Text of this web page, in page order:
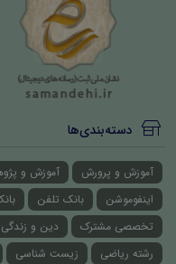
دسته‌بندی‌ها
آموزش و پرورش آموزش و
اینفوموشن
بانک تلفن
تخصصی مشترک
دین و
رشته ریاضی
زیست شناسی